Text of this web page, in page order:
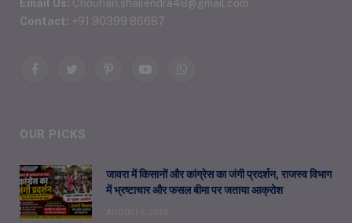
Email Us: Chouhan.shailendra48@gmail.com
Contact: +91 90399 86687
FacebookTwitterPinterestYouTubeWhatsApp
OUR PICKS
जावरा में किसानों और कांग्रेस का जंगी प्रदर्शन, राजस्व विभाग
में भ्रष्टाचार और फसल बीमा पर जताया आक्रोश